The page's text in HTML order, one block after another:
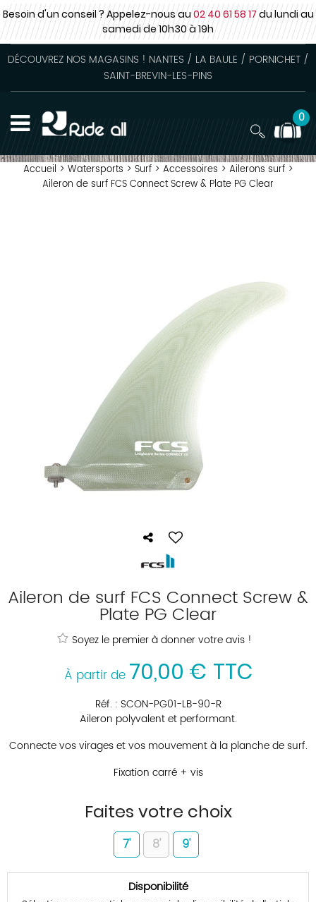
Besoin d'un conseil ? Appelez-nous au02 40 61 58 17du lundi au
samedide 10h30 à 19h
DÉCOUVREZ NOS MAGASINS ! NANTES / LA BAULE / PORNICHET /
SAINT-BREVIN-LES-PINS
0
Accueil > Watersports > Surf > Accessoires > Ailerons surf >
Aileron de surf FCS Connect Screw & Plate PG Clear
Aileron de surf FCS Connect Screw &
Plate PG Clear
Soyez le premier à donner votre avis !
À partir de 70,00 € TTC
Réf. : SCON-PG01-LB-90-R
Aileron polyvalent et performant.
Connecte vos virages et vos mouvement à la planche de surf.
Fixation carré + vis
Faites votre choix
7' 8' 9'
Disponibilité